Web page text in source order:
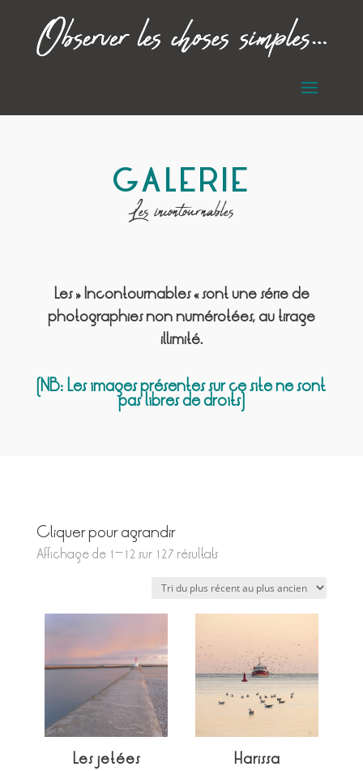
GALERIE
Les incontournables
Les « Incontournables » sont une série de
photographies non numérotées, au tirage
illimité.
(NB: Les images présentes sur ce site ne sont
pas libres de droits)
Cliquer pour agrandir
Affichage de 1–12 sur 127 résultatsTrié
plus
ancien
Les jetées Harissa